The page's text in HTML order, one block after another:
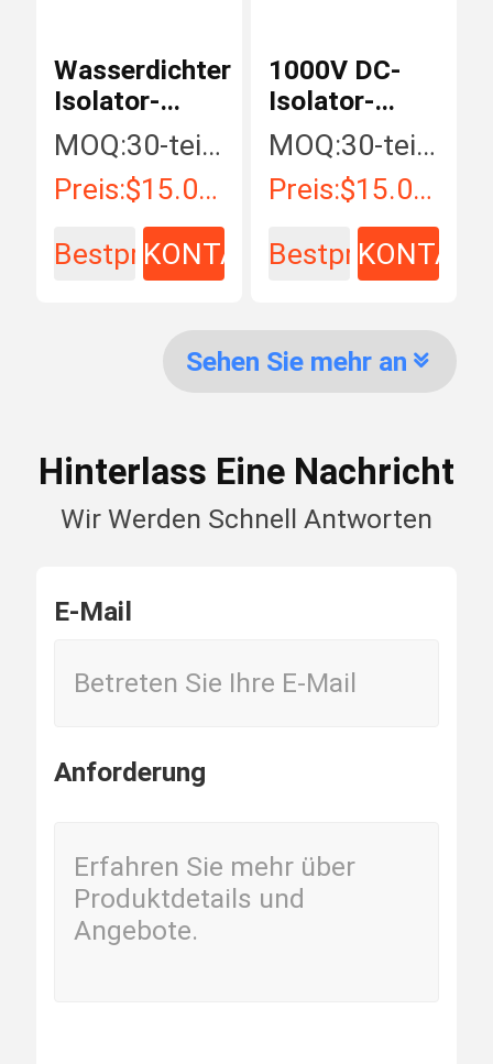
1000V DC-
Isolator-
Schalter DC-
32A
wasserdichter
MOQ:30-teilig/Stücke
Preis:$15.00 - $35.00 / Piece
BestpreisKONTAKT
Wasserdichter
Isolator-
Schalter
Suntree DCs
1000V 25A
MOQ:30-teilig/Stücke
Preis:$15.00 - $35.00 / Piece
BestpreisKONTAKT
Sehen Sie mehr an
Hinterlass Eine Nachricht
Wir Werden Schnell Antworten
E-Mail
Anforderung